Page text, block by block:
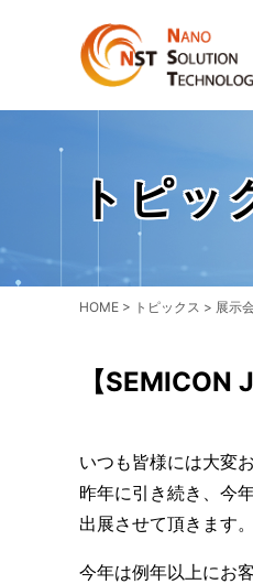
トピッ
HOME > トピックス > 展示
【SEMICON
いつも皆様には大変
昨年に引き続き、今
出展させて頂きます。
今年は例年以上にお